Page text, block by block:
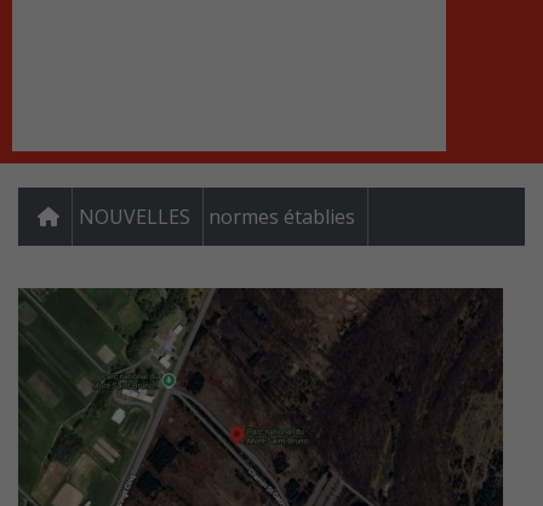
NOUVELLES normes établies